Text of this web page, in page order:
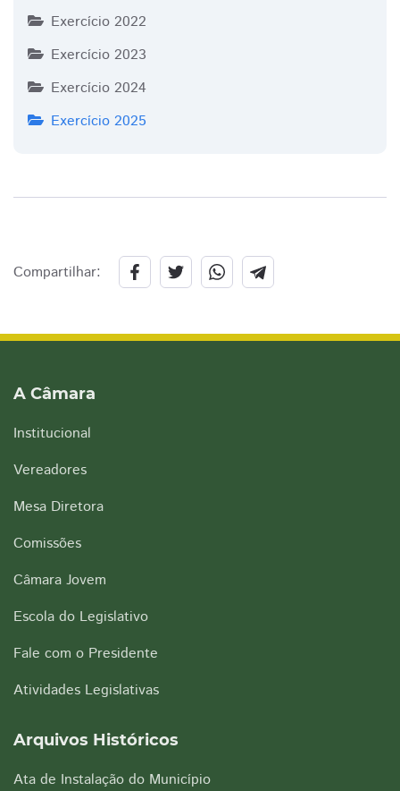
Exercício 2022
Exercício 2023
Exercício 2024
Exercício 2025
Compartilhar:
A Câmara
Institucional
Vereadores
Mesa Diretora
Comissões
Câmara Jovem
Escola do Legislativo
Fale com o Presidente
Atividades Legislativas
Arquivos Históricos
Ata de Instalação do Município